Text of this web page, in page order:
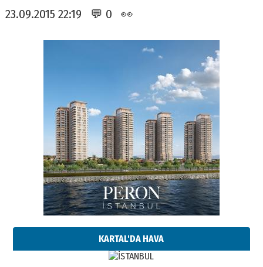
23.09.2015 22:19 💬 0 👀
KARTAL'DA HAVA